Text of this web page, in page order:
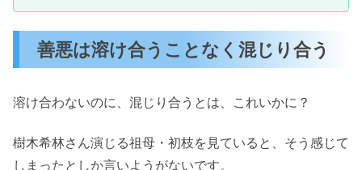
善悪は溶け合うことなく混じり合う
溶け合わないのに、混じり合うとは、これいかに？
樹木希林さん演じる祖母・初枝を見ていると、そう感じて
しまったとしか言いようがないです。